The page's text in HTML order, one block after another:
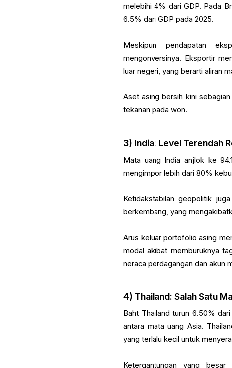
melebihi 4% dari GDP. Pada
6.5% dari GDP pada 2025.
Meskipun pendapatan
mengonversinya. Eksportir
luar negeri, yang berarti aliran
Aset asing bersih kini
tekanan pada won.
3) India: Level Terendah
Mata uang India anjlok ke
mengimpor lebih dari 80%
Ketidakstabilan geopolitik
berkembang, yang
Arus keluar portofolio asing
modal akibat memburuknya
neraca perdagangan dan akun
4) Thailand: Salah Satu
Baht Thailand turun 6.50%
antara mata uang Asia.
yang terlalu kecil untuk
Ketergantungan yang